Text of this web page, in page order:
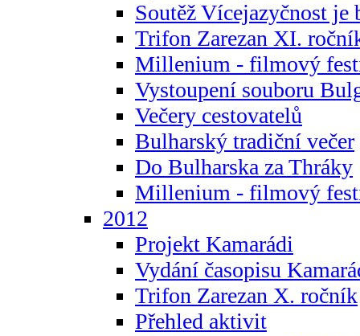
Soutěž Vícejazyčnost je
Trifon Zarezan XI.
Millenium - filmový
Vystoupení souboru
Večery cestovatelů
Bulharský tradiční večer
Do Bulharska za Thráky
Millenium - filmový
2012
Projekt Kamarádi
Vydání časopisu
Trifon Zarezan X. ročník
Přehled aktivit